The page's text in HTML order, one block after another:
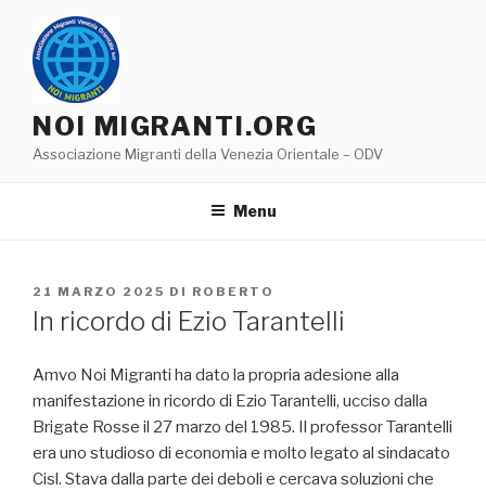
contenuto
NOI MIGRANTI.ORG
Associazione Migranti della Venezia Orientale – ODV
Menu
PUBBLICATO
IL
21 MARZO 2025 DI ROBERTO
In ricordo di Ezio Tarantelli
Amvo Noi Migranti ha dato la propria adesione alla
manifestazione in ricordo di Ezio Tarantelli, ucciso dalla
Brigate Rosse il 27 marzo del 1985. Il professor Tarantelli
era uno studioso di economia e molto legato al sindacato
Cisl. Stava dalla parte dei deboli e cercava soluzioni che